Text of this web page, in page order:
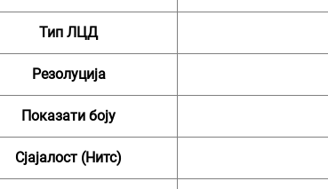
Тип ЛЦД
Резолуција
Показати боју
Сјајалост (Нитс)